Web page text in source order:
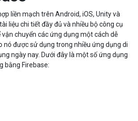
liền mạch trên Android, iOS, Unity và
liệu chi tiết đầy đủ và nhiều bộ công cụ
chuyển các ứng dụng một cách dễ
nó được sử dụng trong nhiều ứng dụng di
ngày nay. Dưới đây là một số ứng dụng
bằng Firebase: